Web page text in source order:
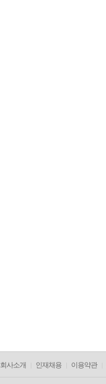
회사소개 인재채용 이용약관